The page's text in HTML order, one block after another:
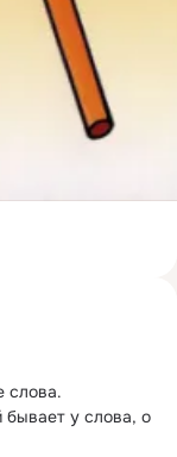
слова.
бывает у слова, о